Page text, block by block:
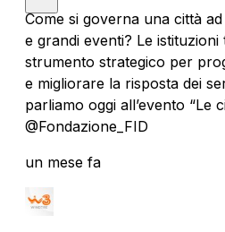
Come si governa una città
e grandi eventi? Le
strumento strategico per
e migliorare la risposta dei
parliamo oggi all’evento “Le
@Fondazione_FID
un mese fa